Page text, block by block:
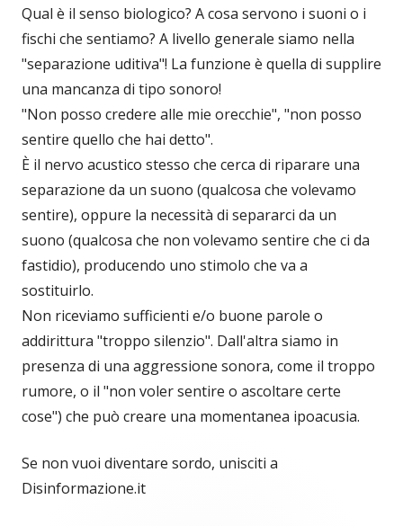
Qual è il senso biologico? A cosa servono i suoni o i
fischi che sentiamo? A livello generale siamo nella
"separazione uditiva"! La funzione è quella di supplire
una mancanza di tipo sonoro!
"Non posso credere alle mie orecchie", "non posso
sentire quello che hai detto".
È il nervo acustico stesso che cerca di riparare una
separazione da un suono (qualcosa che volevamo
sentire), oppure la necessità di separarci da un
suono (qualcosa che non volevamo sentire che ci da
fastidio), producendo uno stimolo che va a
sostituirlo.
Non riceviamo sufficienti e/o buone parole o
addirittura "troppo silenzio". Dall'altra siamo in
presenza di una aggressione sonora, come il troppo
rumore, o il "non voler sentire o ascoltare certe
cose") che può creare una momentanea ipoacusia.
Se non vuoi diventare sordo, unisciti a
Disinformazione.it